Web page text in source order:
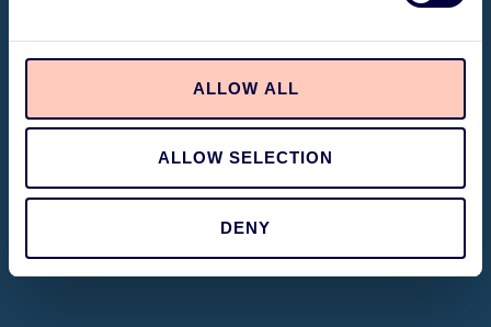
ALLOW ALL
ALLOW SELECTION
DENY